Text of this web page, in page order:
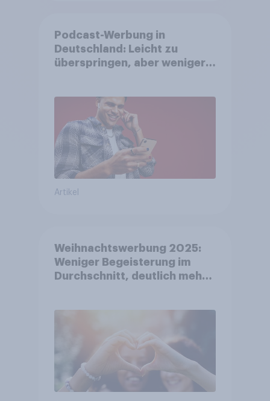
Podcast-Werbung in
Deutschland: Leicht zu
überspringen, aber weniger
Artikel
Weihnachtswerbung 2025:
Weniger Begeisterung im
Durchschnitt, deutlich mehr